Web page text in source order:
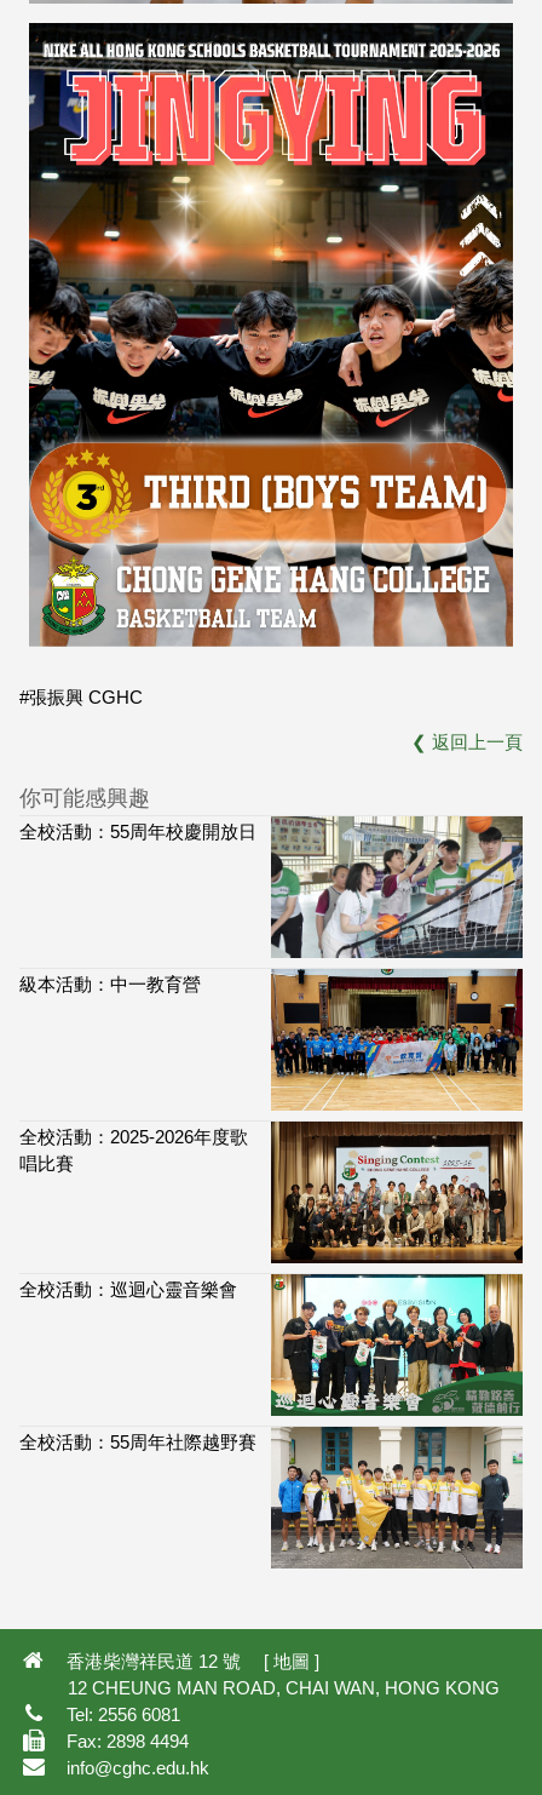
#張振興 CGHC
❮ 返回上一頁
你可能感興趣
全校活動：55周年校慶開放日
級本活動：中一教育營
全校活動：2025-2026年度歌
唱比賽
全校活動：巡迴心靈音樂會
全校活動：55周年社際越野賽
香港柴灣祥民道 12 號 [ 地圖]
12 CHEUNG MAN ROAD, CHAI WAN, HONG KONG
Tel: 2556 6081
Fax: 2898 4494
info@cghc.edu.hk